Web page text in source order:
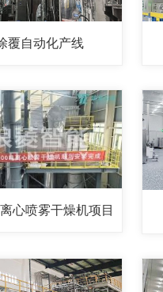
覆自动化产线
心喷雾干燥机项目